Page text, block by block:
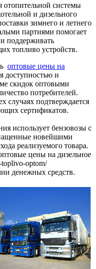
системы
и дизельного
зимнего и летнего
партиями помогает
поддерживать
топливо устройств.
оптовые цены на
доступностью и
скидок оптовыми
потребителей.
случаях подтверждается
сертификатов.
использует бензовозы с
новейшими
реализуемого товара.
цены на дизельное
optom/
денежных средств.